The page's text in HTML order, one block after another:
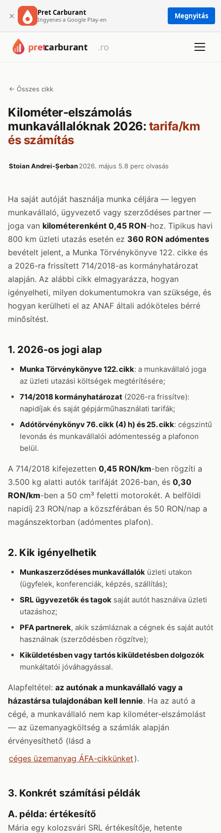
× Pret Carburant
Ingyenes a Google Play-en Megnyitás
← Összes cikk
Kilométer-elszámolás
munkavállalóknak 2026: tarifa/km
és számítás
Stoian Andrei-Șerban2026. május 5.8 perc olvasás
Ha saját autóját használja munka céljára — legyen
munkavállaló, ügyvezető vagy szerződéses partner —
joga van kilométerenként 0,45 RON-hoz. Tipikus havi
800 km üzleti utazás esetén ez 360 RON adómentes
bevételt jelent, a Munka Törvénykönyve 122. cikke és
a 2026-ra frissített 714/2018-as kormányhatározat
alapján. Az alábbi cikk elmagyarázza, hogyan
igényelheti, milyen dokumentumokra van szüksége, és
hogyan kerülheti el az ANAF általi adóköteles bérré
minősítést.
1. 2026-os jogi alap
Munka Törvénykönyve 122. cikk: a munkavállaló joga
az üzleti utazási költségek megtérítésére;
714/2018 kormányhatározat (2026-ra frissítve):
napidíjak és saját gépjárműhasználati tarifák;
Adótörvénykönyv 76. cikk (4) h) és 25. cikk: cégszintű
levonás és munkavállalói adómentesség a plafonon
belül.
A 714/2018 kifejezetten 0,45 RON/km-ben rögzíti a
3.500 kg alatti autók tarifáját 2026-ban, és 0,30
RON/km-ben a 50 cm³ feletti motorokét. A belföldi
napidíj 23 RON/nap a közszférában és 50 RON/nap a
magánszektorban (adómentes plafon).
2. Kik igényelhetik
Munkaszerződéses munkavállalók üzleti utakon
(ügyfelek, konferenciák, képzés, szállítás);
SRL ügyvezetők és tagok saját autót használva üzleti
utazáshoz;
PFA partnerek, akik számláznak a cégnek és saját autót
használnak (szerződésben rögzítve);
Kiküldetésben vagy tartós kiküldetésben dolgozók
munkáltatói jóváhagyással.
Alapfeltétel: az autónak a munkavállaló vagy a
házastársa tulajdonában kell lennie. Ha az autó a
cégé, a munkavállaló nem kap kilométer-elszámolást
— az üzemanyagköltség a számlák alapján
érvényesíthető (lásd a
céges üzemanyag ÁFA-cikkünket ).
3. Konkrét számítási példák
A. példa: értékesítő
Mária egy kolozsvári SRL értékesítője, hetente